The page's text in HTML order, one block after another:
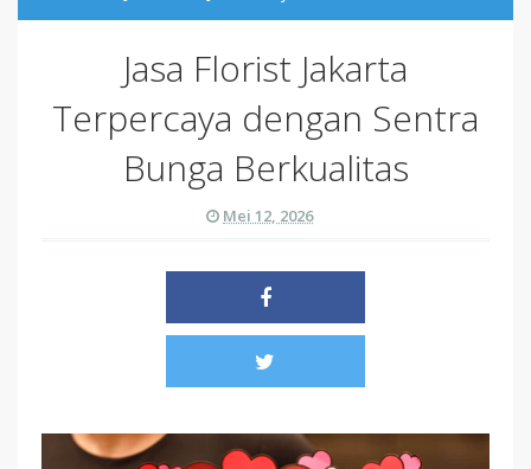
Jasa Florist Jakarta
Terpercaya dengan Sentra
Bunga Berkualitas
Mei 12, 2026